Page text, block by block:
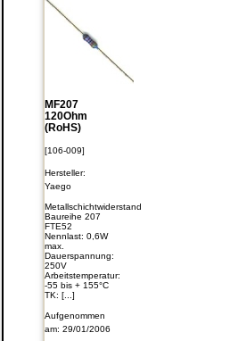
MF207
120Ohm
(RoHS)
[106-009]
Hersteller:
Yaego
Metallschichtwiderstand
Baureihe 207
FTE52
Nennlast: 0,6W
max.
Dauerspannung:
250V
Arbeitstemperatur:
-55 bis + 155°C
TK: [...]
Aufgenommen
am: 29/01/2006